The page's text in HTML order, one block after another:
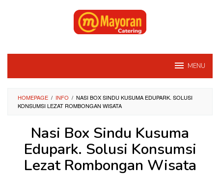
MENU
HOMEPAGE / INFO / NASI BOX SINDU KUSUMA EDUPARK. SOLUSI
KONSUMSI LEZAT ROMBONGAN WISATA
Nasi Box Sindu Kusuma
Edupark. Solusi Konsumsi
Lezat Rombongan Wisata